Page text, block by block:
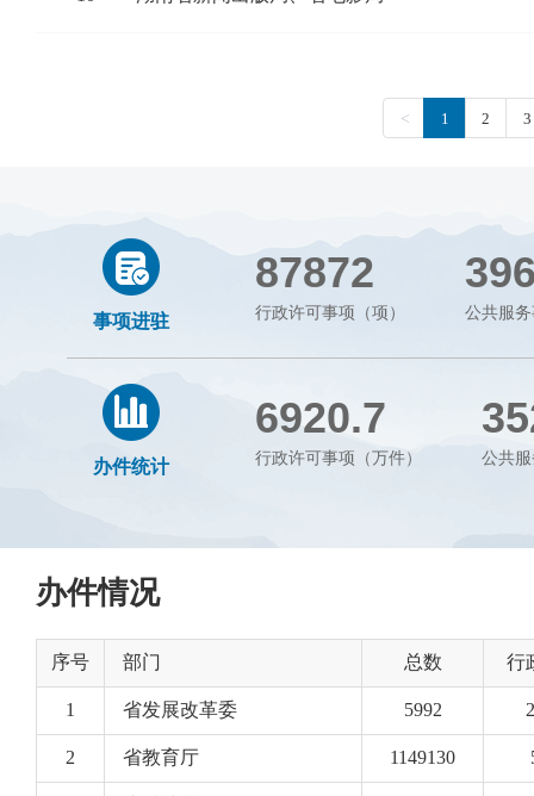
事项进驻
87872
行政许可事项（项） 公共服
办件统计
6920.7
行政许可事项（万件） 公共
办件情况